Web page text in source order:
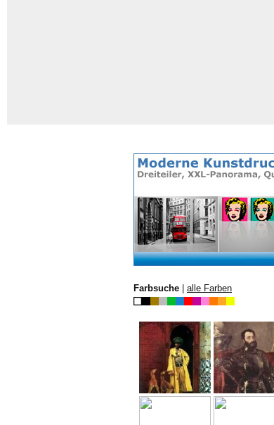
Farbsuche alle Farben